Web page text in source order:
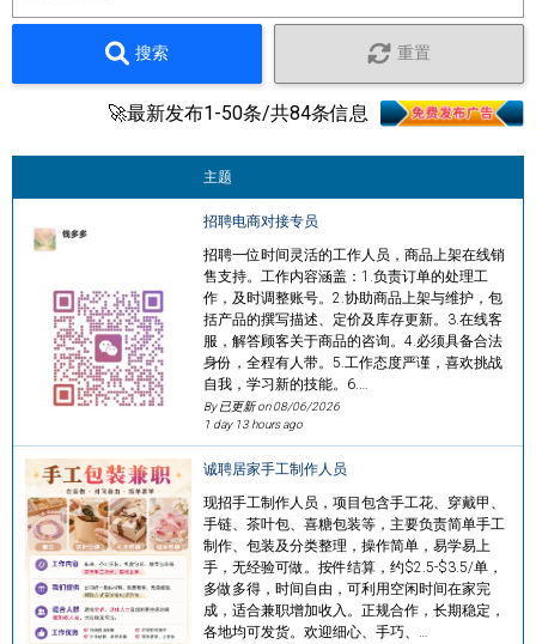
搜索 重置
🚀最新发布1-50条/共84条信息
主题
招聘电商对接专员
招聘一位时间灵活的工作人员，商品上架在线销
售支持。工作内容涵盖：1.负责订单的处理工
作，及时调整账号。2.协助商品上架与维护，包
括产品的撰写描述、定价及库存更新。3.在线客
服，解答顾客关于商品的咨询。4.必须具备合法
身份，全程有人带。5.工作态度严谨，喜欢挑战
自我，学习新的技能。6.…
By 已更新 on08/06/2026
1 day 13 hours ago
诚聘居家手工制作人员
现招手工制作人员，项目包含手工花、穿戴甲、
手链、茶叶包、喜糖包装等，主要负责简单手工
制作、包装及分类整理，操作简单，易学易上
手，无经验可做。按件结算，约$2.5-$3.5/单，
多做多得，时间自由，可利用空闲时间在家完
成，适合兼职增加收入。正规合作，长期稳定，
各地均可发货。欢迎细心、手巧、…